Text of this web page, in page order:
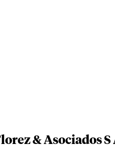
& Asociados S